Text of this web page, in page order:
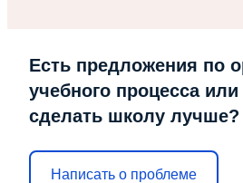
Есть предложения по
учебного процесса или
сделать школу лучше?
Написать о проблеме